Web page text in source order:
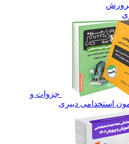
جزوات و
استخدامی دبیری